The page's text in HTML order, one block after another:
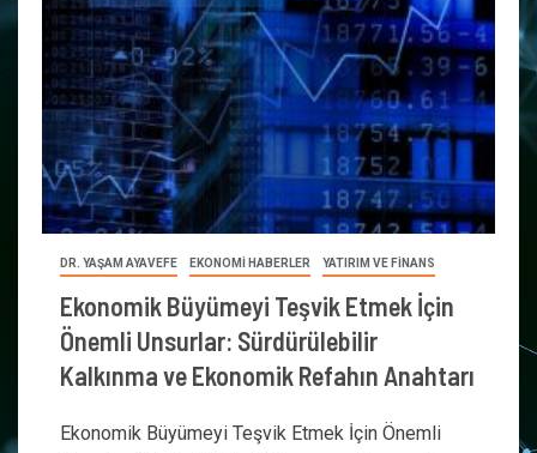
DR. YAŞAM AYAVEFE EKONOMİ HABERLER YATIRIM VE FİNANS
Ekonomik Büyümeyi Teşvik Etmek İçin
Önemli Unsurlar: Sürdürülebilir
Kalkınma ve Ekonomik Refahın Anahtarı
Ekonomik Büyümeyi Teşvik Etmek İçin Önemli